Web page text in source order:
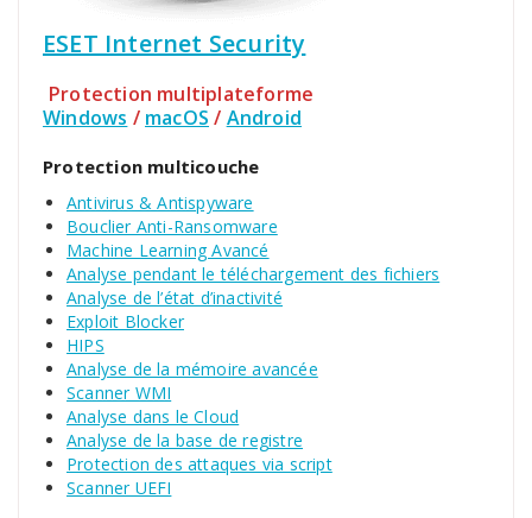
ESET Internet Security
Protection multiplateforme
Windows / macOS / Android
Protection multicouche
Antivirus & Antispyware
Bouclier Anti-Ransomware
Machine Learning Avancé
Analyse pendant le téléchargement des fichiers
Analyse de l’état d’inactivité
Exploit Blocker
HIPS
Analyse de la mémoire avancée
Scanner WMI
Analyse dans le Cloud
Analyse de la base de registre
Protection des attaques via script
Scanner UEFI